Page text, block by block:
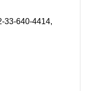
33-640-4414,